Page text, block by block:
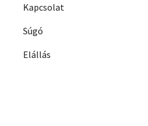
Kapcsolat
Súgó
Elállás